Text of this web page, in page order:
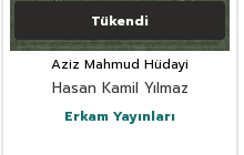
Tükendi
Aziz Mahmud Hüdayi
Hasan Kamil Yılmaz
Erkam Yayınları